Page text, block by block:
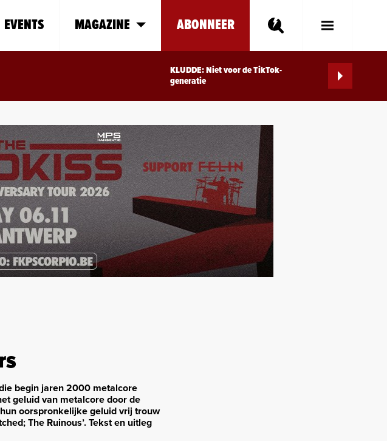
EVENTS MAGAZINE ABONNEER
Toggle
KLUDDE: Niet voor de TikTok-
generatie
begin jaren 2000 metalcore
geluid van metalcore door de
oorspronkelijke geluid vrij trouw
The Ruinous’. Tekst en uitleg